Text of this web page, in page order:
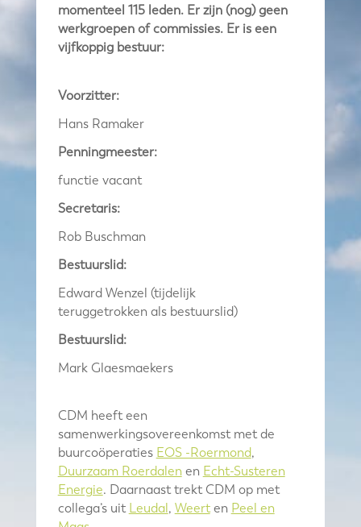
momenteel 115 leden. Er zijn (nog) geen
werkgroepen of commissies. Er is een
vijfkoppig bestuur:
Voorzitter:
Hans Ramaker
Penningmeester:
functie vacant
Secretaris:
Rob Buschman
Bestuurslid:
Edward Wenzel (tijdelijk
teruggetrokken als bestuurslid)
Bestuurslid:
Mark Glaesmaekers
CDM heeft een
samenwerkingsovereenkomst met de
buurcoöperaties EOS -Roermond,
Duurzaam Roerdalen en Echt-Susteren
Energie. Daarnaast trekt CDM op met
collega’s uit Leudal, Weerten Peel en